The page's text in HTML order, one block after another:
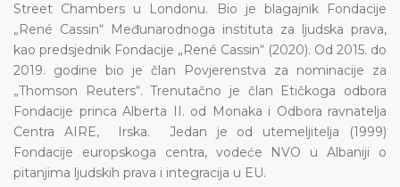
Street Chambers u Londonu. Bio je blagajnik Fondacije
„René Cassin“ Međunarodnoga instituta za ljudska prava,
kao predsjednik Fondacije „René Cassin“ (2020). Od 2015. do
2019. godine bio je član Povjerenstva za nominacije za
„Thomson Reuters“. Trenutačno je član Etičkoga odbora
Fondacije princa Alberta II. od Monaka i Odbora ravnatelja
Centra AIRE, Irska. Jedan je od utemeljitelja (1999)
Fondacije europskoga centra, vodeće NVO u Albaniji o
pitanjima ljudskih prava i integracija u EU.